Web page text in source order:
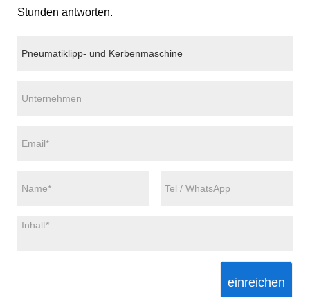
Stunden antworten.
einreichen